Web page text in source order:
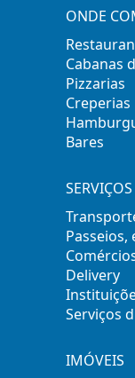
ONDE
Cabanas
Pizzarias
Creperias
Bares
SERVIÇOS
Passeios,
Delivery
Serviços
IMÓVEIS